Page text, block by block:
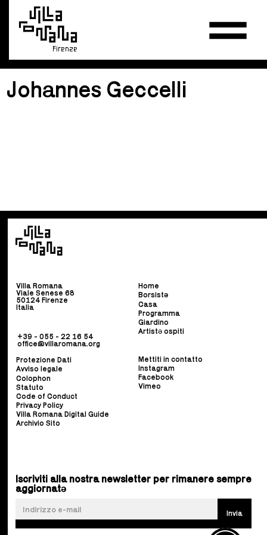
Firenze
Johannes Geccelli
Villa Romana
Viale Senese 68
50124 Firenze
Italia
+39 - 055 - 22 16 54
office@villaromana.org
Home
Borsistə
Casa
Programma
Giardino
Artistə ospiti
Protezione Dati
Avviso legale
Colophon
Statuto
Code of Conduct
Privacy Policy
Villa Romana Digital Guide
Archivio Sito
Mettiti in contatto
Instagram
Facebook
Vimeo
Iscriviti alla nostra newsletter per rimanere sempre
aggiornatə